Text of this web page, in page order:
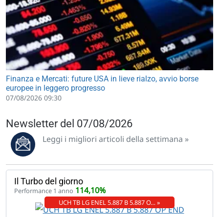
Finanza e Mercati: future USA in lieve rialzo, avvio borse
europee in leggero progresso
07/08/2026 09:30
Newsletter del 07/08/2026
Leggi i migliori articoli della settimana »
Il Turbo del giorno
Performance 1 anno 114,10%
UCH TB LG ENEL 5.887 B 5.887 O… »